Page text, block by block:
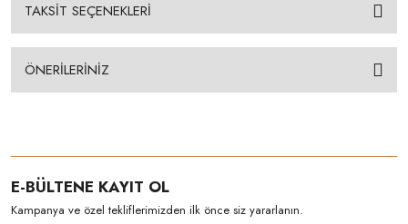
TAKSİT SEÇENEKLERİ
ÖNERİLERİNİZ
E-BÜLTENE KAYIT OL
Kampanya ve özel tekliflerimizden ilk önce siz yararlanın.